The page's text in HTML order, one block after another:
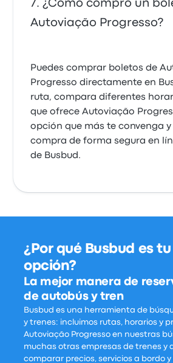
¿Cómo compro un
Autoviação Progresso?
Puedes comprar boletos de
Progresso directamente en
ruta, compara diferentes
que ofrece Autoviação
opción que más te convenga
compra de forma segura en
de Busbud.
¿Por qué Busbud es
opción?
La mejor manera de
de autobús y tren
Busbud es una herramienta de
y trenes: incluimos rutas, horarios y
Autoviação Progresso en nuestras
muchas otras empresas de trenes y
comparar precios, servicios a bordo